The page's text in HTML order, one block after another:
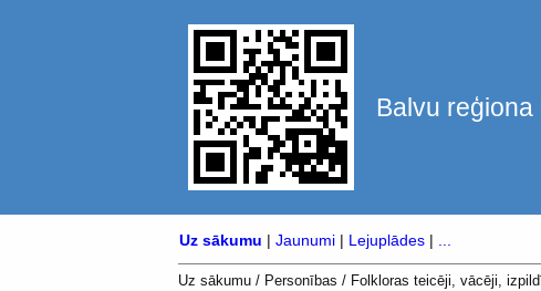
Balvu
Uz sākumu | Jaunumi | Lejuplādes |
Uz sākumu / Personības / Folkloras teicēji, vācēji,